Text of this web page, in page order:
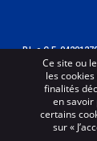
P.I. e C.F.
delle imprese di
Ce site ou
les
finalités
en savoir
certains
sur «